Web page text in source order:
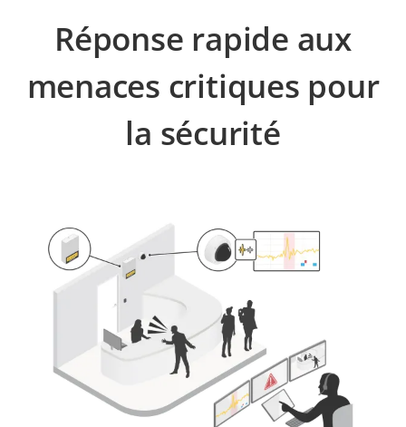
Réponse rapide aux
menaces critiques pour
la sécurité